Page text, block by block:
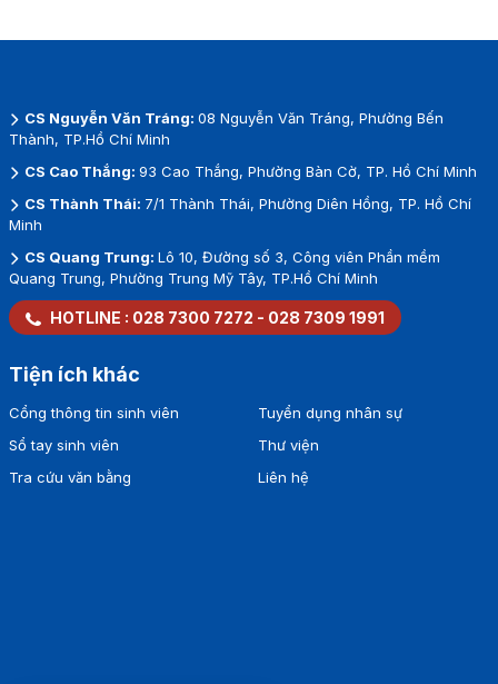
CS Nguyễn Văn Tráng: 08 Nguyễn Văn Tráng, Phường Bến
Thành, TP.Hồ Chí Minh
CS Cao Thắng: 93 Cao Thắng, Phường Bàn Cờ, TP. Hồ Chí Minh
CS Thành Thái: 7/1 Thành Thái, Phường Diên Hồng, TP. Hồ Chí
Minh
CS Quang Trung: Lô 10, Đường số 3, Công viên Phần mềm
Quang Trung, Phường Trung Mỹ Tây, TP.Hồ Chí Minh
HOTLINE : 028 7300 7272 - 028 7309 1991
Tiện ích khác
Cổng thông tin sinh viên
Sổ tay sinh viên
Tra cứu văn bằng
Tuyển dụng nhân sự
Thư viện
Liên hệ